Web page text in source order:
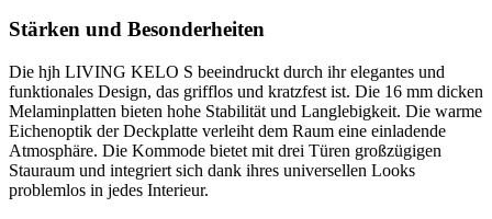
Stärken und Besonderheiten
Die hjh LIVING KELO S beeindruckt durch ihr elegantes und
funktionales Design, das grifflos und kratzfest ist. Die 16 mm dicken
Melaminplatten bieten hohe Stabilität und Langlebigkeit. Die warme
Eichenoptik der Deckplatte verleiht dem Raum eine einladende
Atmosphäre. Die Kommode bietet mit drei Türen großzügigen
Stauraum und integriert sich dank ihres universellen Looks
problemlos in jedes Interieur.